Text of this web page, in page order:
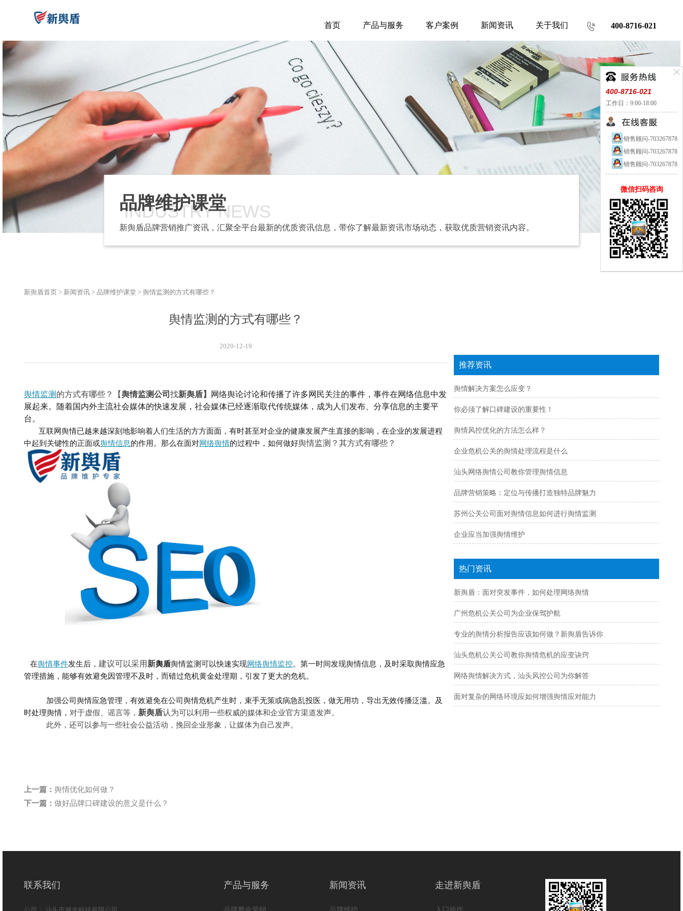
首页 产品与服务 客户案例 新闻资讯 关于我们 400-8716-021
品牌维护课堂
INDUSTRY NEWS
新舆盾品牌营销推广资讯，汇聚全平台最新的优质资讯信息，带你了解最新资讯市场动态，获取优质营销资讯内容。
新舆盾首页 > 新闻资讯 > 品牌维护课堂 > 舆情监测的方式有哪些？
舆情监测的方式有哪些？
2020-12-19
舆情监测 的方式有哪些？ 【舆情监测公司 找新舆盾】
网络舆论讨论和传播了许多网民关注的事件，事件在网络信息中发
展起来。随着国内外主流社会媒体的快速发展，社会媒体已经逐渐取代传统媒体，成为人们发布、分享信息的主要平
台。
互联网舆情已越来越深刻地影响着人们生活的方方面面，有时甚至对企业的健康发展产生直接的影响，在企业的发展进程
中起到关键性的正面或舆情信息的作用。 那么在面对网络舆情的过程中，如何做好舆情监测？其方式有哪些？
在舆情事件发生后， 建议可以采用 新舆盾舆情监测可以快速实现网络舆情监控。 第一时间发现舆情信息， 及时采取舆情应急
管理措施，能够有效避免因管理不及时，而错过危机黄金处理期，引发了更大的危机。
加强公司舆情应急管理，有效避免在公司舆情危机产生时，束手无策或病急乱投医，做无用功，导出无效传播泛滥。 及
时处理舆情， 对于虚假、谣言等， 新舆盾认为可以利用一些权威的媒体和企业官方渠道发声。
此外，还可以参与一些社会公益活动，挽回企业形象，让媒体为自己发声。
上一篇： 舆情优化如何做？
下一篇： 做好品牌口碑建设的意义是什么？
推荐资讯
舆情解决方案怎么应变？
你必须了解口碑建设的重要性！
舆情风控优化的方法怎么样？
企业危机公关的舆情处理流程是什么
汕头网络舆情公司教你管理舆情信息
品牌营销策略：定位与传播打造独特品牌魅力
苏州公关公司面对舆情信息如何进行舆情监测
企业应当加强舆情维护
热门资讯
新舆盾：面对突发事件，如何处理网络舆情
广州危机公关公司为企业保驾护航
专业的舆情分析报告应该如何做？新舆盾告诉你
汕头危机公关公司教你舆情危机的应变诀窍
网络舆情解决方式，汕头风控公司为你解答
面对复杂的网络环境应如何增强舆情应对能力
联系我们 产品与服务 新闻资讯 走进新舆盾
400-8716-021
工作日：9:00-18:00
销售顾问-703267878
销售顾问-703267878
销售顾问-703267878
微信扫码咨询